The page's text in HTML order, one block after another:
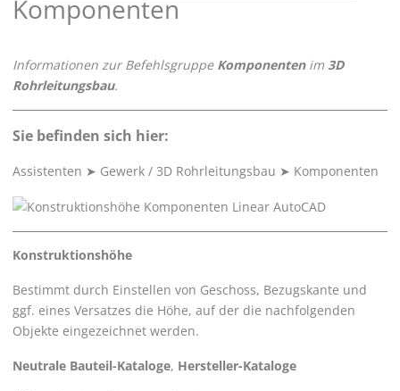
Komponenten
Informationen zur Befehlsgruppe Komponentenim 3D
Rohrleitungsbau.
Sie befinden sich hier:
Assistenten ➤ Gewerk / 3D Rohrleitungsbau ➤ Komponenten
Konstruktionshöhe
Bestimmt durch Einstellen von Geschoss, Bezugskante und
ggf. eines Versatzes die Höhe, auf der die nachfolgenden
Objekte eingezeichnet werden.
Neutrale Bauteil-Kataloge, Hersteller-Kataloge